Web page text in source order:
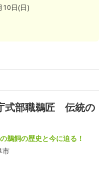
10日(日)
式部職鵜匠 伝統の
鵜飼の歴史と今に迫る！
市